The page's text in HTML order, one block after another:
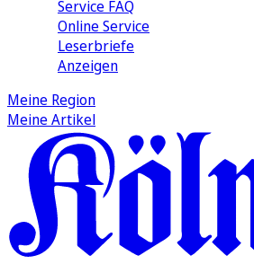
Service FAQ
Online Service
Leserbriefe
Anzeigen
Meine Region
Meine Artikel